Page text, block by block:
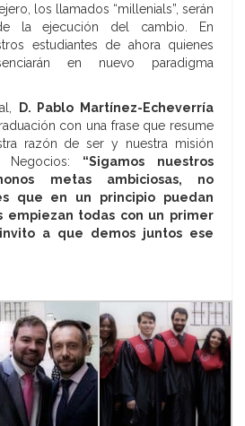
los llamados “millenials”, serán
la ejecución del cambio. En
estudiantes de ahora quienes
en nuevo paradigma
D. Pablo Martínez-Echeverría
con una frase que resume
razón de ser y nuestra misión
“Sigamos nuestros
metas ambiciosas, no
que en un principio puedan
empiezan todas con un primer
a que demos juntos ese